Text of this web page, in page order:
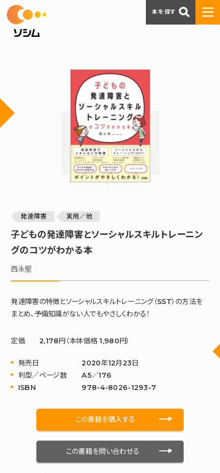
発達障害 実用／他
子どもの発達障害とソーシャルスキルトレーニン
グのコツがわかる本
西永堅
発達障害の特徴とソーシャルスキルトレーニング（SST）の方法を
まとめ、予備知識がない人でもやさしくわかる！
定価 2,178円（本体価格 1,980円）
発売日
2020年12月23日
判型／ページ数
A5／176
ISBN
978-4-8026-1293-7
この書籍を購入する
この書籍を問い合わせる
本を探す